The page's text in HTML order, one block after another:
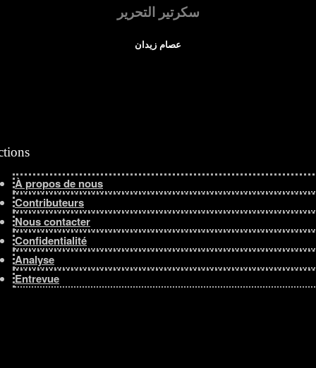
سكرتير التحرير
عصام زيدان
À propos de nous
Contributeurs
Nous contacter
Confidentialité
Analyse
Entrevue